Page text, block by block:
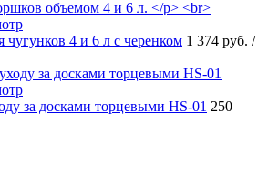
чугунков 4 и 6 л с черенком 1 374 руб. /
за досками торцевыми HS-01 250